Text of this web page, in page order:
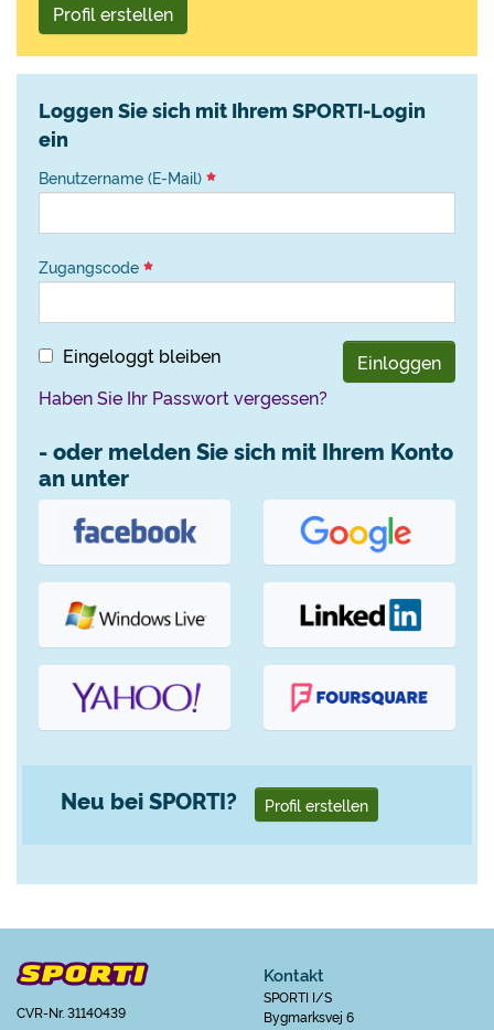
Profil erstellen
Loggen Sie sich mit Ihrem SPORTI-Login
ein
Benutzername (E-Mail)
Zugangscode
Eingeloggt bleiben
Einloggen
Haben Sie Ihr Passwort vergessen?
- oder melden Sie sich mit Ihrem Konto
an unter
Neu bei SPORTI? Profil erstellen
CVR-Nr. 31140439
Kontakt
SPORTI I/S
Bygmarksvej 6